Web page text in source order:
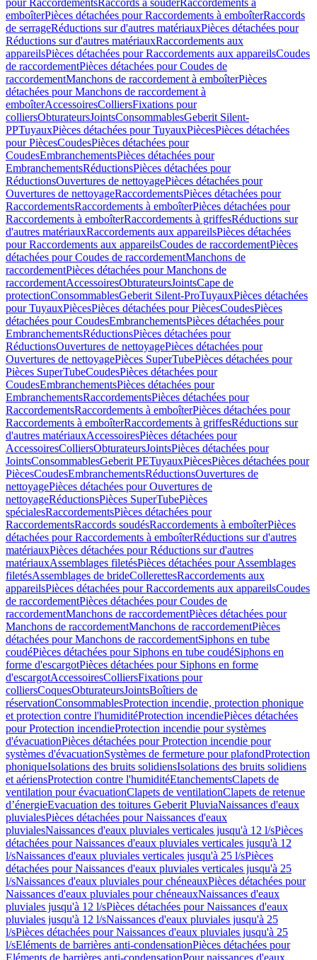
pour RaccordementsRaccords à souderRaccordements à
emboîterPièces détachées pour Raccordements à emboîterRaccords
de serrageRéductions sur d'autres matériauxPièces détachées pour
Réductions sur d'autres matériauxRaccordements aux
appareilsPièces détachées pour Raccordements aux appareilsCoudes
de raccordementPièces détachées pour Coudes de
raccordementManchons de raccordement à emboîterPièces
détachées pour Manchons de raccordement à
emboîterAccessoiresColliersFixations pour
colliersObturateursJointsConsommablesGeberit Silent-
PPTuyauxPièces détachées pour TuyauxPiècesPièces détachées
pour PiècesCoudesPièces détachées pour
CoudesEmbranchementsPièces détachées pour
EmbranchementsRéductionsPièces détachées pour
RéductionsOuvertures de nettoyagePièces détachées pour
Ouvertures de nettoyageRaccordementsPièces détachées pour
RaccordementsRaccordements à emboîterPièces détachées pour
Raccordements à emboîterRaccordements à griffesRéductions sur
d'autres matériauxRaccordements aux appareilsPièces détachées
pour Raccordements aux appareilsCoudes de raccordementPièces
détachées pour Coudes de raccordementManchons de
raccordementPièces détachées pour Manchons de
raccordementAccessoiresObturateursJointsCape de
protectionConsommablesGeberit Silent-ProTuyauxPièces détachées
pour TuyauxPiècesPièces détachées pour PiècesCoudesPièces
détachées pour CoudesEmbranchementsPièces détachées pour
EmbranchementsRéductionsPièces détachées pour
RéductionsOuvertures de nettoyagePièces détachées pour
Ouvertures de nettoyagePièces SuperTubePièces détachées pour
Pièces SuperTubeCoudesPièces détachées pour
CoudesEmbranchementsPièces détachées pour
EmbranchementsRaccordementsPièces détachées pour
RaccordementsRaccordements à emboîterPièces détachées pour
Raccordements à emboîterRaccordements à griffesRéductions sur
d'autres matériauxAccessoiresPièces détachées pour
AccessoiresColliersObturateursJointsPièces détachées pour
JointsConsommablesGeberit PETuyauxPiècesPièces détachées pour
PiècesCoudesEmbranchementsRéductionsOuvertures de
nettoyagePièces détachées pour Ouvertures de
nettoyageRéductionsPièces SuperTubePièces
spécialesRaccordementsPièces détachées pour
RaccordementsRaccords soudésRaccordements à emboîterPièces
détachées pour Raccordements à emboîterRéductions sur d'autres
matériauxPièces détachées pour Réductions sur d'autres
matériauxAssemblages filetésPièces détachées pour Assemblages
filetésAssemblages de brideCollerettesRaccordements aux
appareilsPièces détachées pour Raccordements aux appareilsCoudes
de raccordementPièces détachées pour Coudes de
raccordementManchons de raccordementPièces détachées pour
Manchons de raccordementManchons de raccordementPièces
détachées pour Manchons de raccordementSiphons en tube
coudéPièces détachées pour Siphons en tube coudéSiphons en
forme d'escargotPièces détachées pour Siphons en forme
d'escargotAccessoiresColliersFixations pour
colliersCoquesObturateursJointsBoîtiers de
réservationConsommablesProtection incendie, protection phonique
et protection contre l'humiditéProtection incendiePièces détachées
pour Protection incendieProtection incendie pour systèmes
d'évacuationPièces détachées pour Protection incendie pour
systèmes d'évacuationSystèmes de fermeture pour plafondProtection
phoniqueIsolations des bruits solidiensIsolations des bruits solidiens
et aériensProtection contre l'humiditéEtanchementsClapets de
ventilation pour évacuationClapets de ventilationClapets de retenue
d’énergieEvacuation des toitures Geberit PluviaNaissances d'eaux
pluvialesPièces détachées pour Naissances d'eaux
pluvialesNaissances d'eaux pluviales verticales jusqu'à 12 l/sPièces
détachées pour Naissances d'eaux pluviales verticales jusqu'à 12
l/sNaissances d'eaux pluviales verticales jusqu'à 25 l/sPièces
détachées pour Naissances d'eaux pluviales verticales jusqu'à 25
l/sNaissances d'eaux pluviales pour chéneauxPièces détachées pour
Naissances d'eaux pluviales pour chéneauxNaissances d'eaux
pluviales jusqu'à 12 l/sPièces détachées pour Naissances d'eaux
pluviales jusqu'à 12 l/sNaissances d'eaux pluviales jusqu'à 25
l/sPièces détachées pour Naissances d'eaux pluviales jusqu'à 25
l/sEléments de barrières anti-condensationPièces détachées pour
Eléments de barrières anti-condensationPour naissances d'eaux